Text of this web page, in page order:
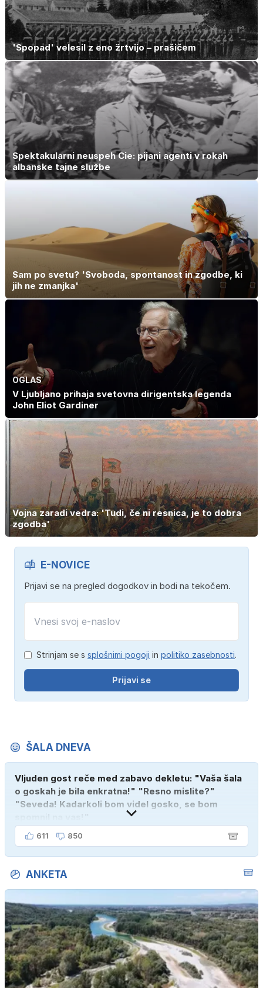
'Spopad' velesil z eno žrtvijo – prašičem
Spektakularni neuspeh Cie: pijani agenti v rokah
albanske tajne službe
Sam po svetu? 'Svoboda, spontanost in zgodbe, ki
jih ne zmanjka'
OGLAS
V Ljubljano prihaja svetovna dirigentska legenda
John Eliot Gardiner
Vojna zaradi vedra: 'Tudi, če ni resnica, je to dobra
zgodba'
E-NOVICE
Prijavi se na pregled dogodkov in bodi na tekočem.
Strinjam se s splošnimi pogoji in politiko zasebnosti.
Prijavi se
ŠALA DNEVA
Vljuden gost reče med zabavo dekletu: "Vaša šala
o goskah je bila enkratna!" "Resno mislite?"
"Seveda! Kadarkoli bom videl gosko, se bom
611 850
ANKETA